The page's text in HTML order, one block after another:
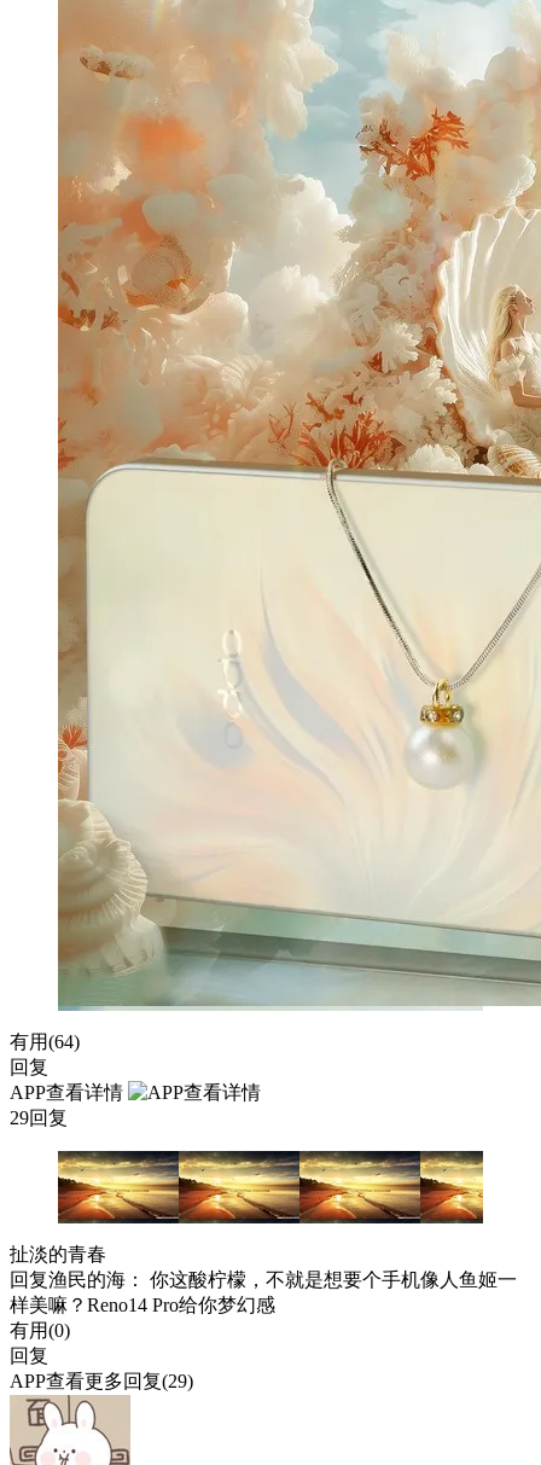
有用(64)
回复
APP查看详情
29回复
扯淡的青春
回复渔民的海 ： 你这酸柠檬，不就是想要个手机像人鱼姬一
样美嘛？Reno14 Pro给你梦幻感
有用(0)
回复
APP查看更多回复(29)